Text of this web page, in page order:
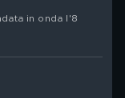
in onda l'8